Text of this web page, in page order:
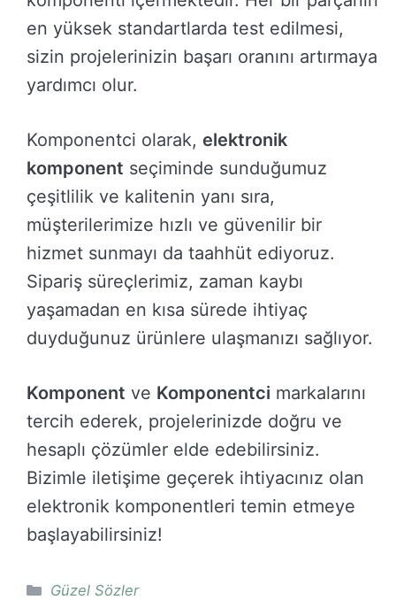
en yüksek standartlarda test edilmesi,
sizin projelerinizin başarı oranını artırmaya
yardımcı olur.
Komponentci olarak, elektronik
komponent seçiminde sunduğumuz
çeşitlilik ve kalitenin yanı sıra,
müşterilerimize hızlı ve güvenilir bir
hizmet sunmayı da taahhüt ediyoruz.
Sipariş süreçlerimiz, zaman kaybı
yaşamadan en kısa sürede ihtiyaç
duyduğunuz ürünlere ulaşmanızı sağlıyor.
Komponent ve Komponentci markalarını
tercih ederek, projelerinizde doğru ve
hesaplı çözümler elde edebilirsiniz.
Bizimle iletişime geçerek ihtiyacınız olan
elektronik komponentleri temin etmeye
başlayabilirsiniz!
Kategoriler
Güzel Sözler